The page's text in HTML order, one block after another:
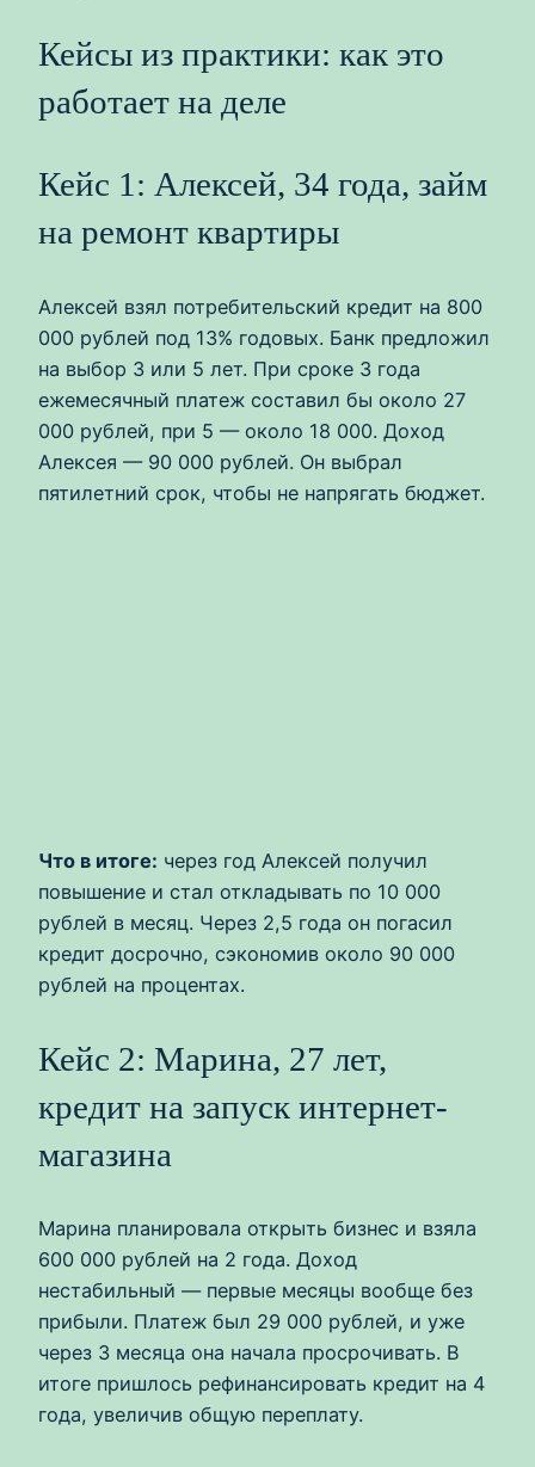
Кейсы из практики: как это
работает на деле
Кейс 1: Алексей, 34 года, займ
на ремонт квартиры
Алексей взял потребительский кредит на 800
000 рублей под 13% годовых. Банк предложил
на выбор 3 или 5 лет. При сроке 3 года
ежемесячный платеж составил бы около 27
000 рублей, при 5 — около 18 000. Доход
Алексея — 90 000 рублей. Он выбрал
пятилетний срок, чтобы не напрягать бюджет.
Что в итоге: через год Алексей получил
повышение и стал откладывать по 10 000
рублей в месяц. Через 2,5 года он погасил
кредит досрочно, сэкономив около 90 000
рублей на процентах.
Кейс 2: Марина, 27 лет,
кредит на запуск интернет-
магазина
Марина планировала открыть бизнес и взяла
600 000 рублей на 2 года. Доход
нестабильный — первые месяцы вообще без
прибыли. Платеж был 29 000 рублей, и уже
через 3 месяца она начала просрочивать. В
итоге пришлось рефинансировать кредит на 4
года, увеличив общую переплату.